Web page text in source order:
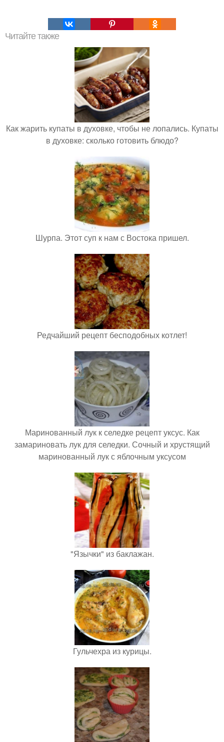
Читайте также
Как жарить купаты в духовке, чтобы не лопались. Купаты
в духовке: сколько готовить блюдо?
Шурпа. Этот суп к нам с Востока пришел.
Редчайший рецепт бесподобных котлет!
Маринованный лук к селедке рецепт уксус. Как
замариновать лук для селедки. Сочный и хрустящий
маринованный лук с яблочным уксусом
"Язычки" из баклажан.
Гульчехра из курицы.